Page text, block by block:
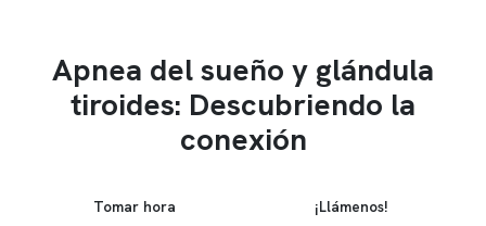
Apnea del sueño y glándula
tiroides: Descubriendo la
conexión
Tomar hora ¡Llámenos!